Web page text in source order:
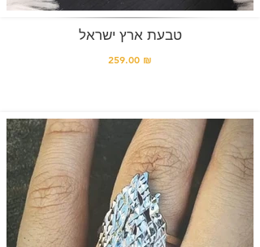
טבעת ארץ ישראל
259.00 ₪